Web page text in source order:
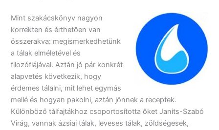
Mint szakácskönyv nagyon
korrekten és érthetően van
összerakva: megismerkedhetünk
a tálak elméletével és
filozófiájával. Aztán jó pár konkrét
alapvetés következik, hogy
érdemes tálalni, mit lehet egymás
mellé és hogyan pakolni, aztán jönnek a receptek.
Különböző tálfajtákhoz csoportosította őket Janits-Szabó
Virág, vannak ázsiai tálak, leveses tálak, zöldségesek,